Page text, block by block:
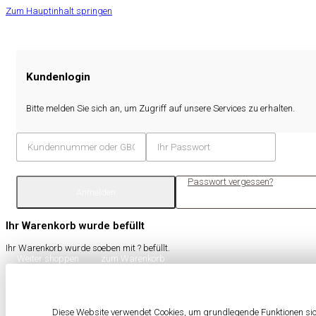
Zum Hauptinhalt springen
Kundenlogin
Bitte melden Sie sich an, um Zugriff auf unsere Services zu erhalten.
Passwort vergessen?
Ihr Warenkorb wurde befüllt
Ihr Warenkorb wurde soeben mit ? befüllt.
Weiter shoppen
zum Warenkorb
Diese Website verwendet Cookies, um grundlegende Funktionen